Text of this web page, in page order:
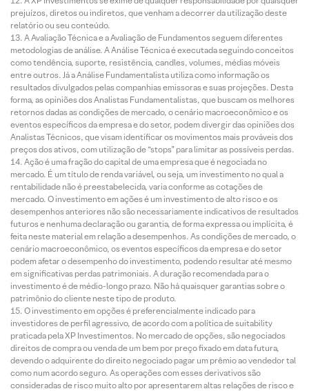
prejuízos, diretos ou indiretos, que venham a decorrer da utilização deste
relatório ou seu conteúdo.
A Avaliação Técnica e a Avaliação de Fundamentos seguem diferentes
metodologias de análise. A Análise Técnica é executada seguindo conceitos
como tendência, suporte, resistência, candles, volumes, médias móveis
entre outros. Já a Análise Fundamentalista utiliza como informação os
resultados divulgados pelas companhias emissoras e suas projeções. Desta
forma, as opiniões dos Analistas Fundamentalistas, que buscam os melhores
retornos dadas as condições de mercado, o cenário macroeconômico e os
eventos específicos da empresa e do setor, podem divergir das opiniões dos
Analistas Técnicos, que visam identificar os movimentos mais prováveis dos
preços dos ativos, com utilização de “stops” para limitar as possíveis perdas.
Ação é uma fração do capital de uma empresa que é negociada no
mercado. É um título de renda variável, ou seja, um investimento no qual a
rentabilidade não é preestabelecida, varia conforme as cotações de
mercado. O investimento em ações é um investimento de alto risco e os
desempenhos anteriores não são necessariamente indicativos de resultados
futuros e nenhuma declaração ou garantia, de forma expressa ou implícita, é
feita neste material em relação a desempenhos. As condições de mercado, o
cenário macroeconômico, os eventos específicos da empresa e do setor
podem afetar o desempenho do investimento, podendo resultar até mesmo
em significativas perdas patrimoniais. A duração recomendada para o
investimento é de médio-longo prazo. Não há quaisquer garantias sobre o
patrimônio do cliente neste tipo de produto.
O investimento em opções é preferencialmente indicado para
investidores de perfil agressivo, de acordo com a política de suitability
praticada pela XP Investimentos. No mercado de opções, são negociados
direitos de compra ou venda de um bem por preço fixado em data futura,
devendo o adquirente do direito negociado pagar um prêmio ao vendedor tal
como num acordo seguro. As operações com esses derivativos são
consideradas de risco muito alto por apresentarem altas relações de risco e